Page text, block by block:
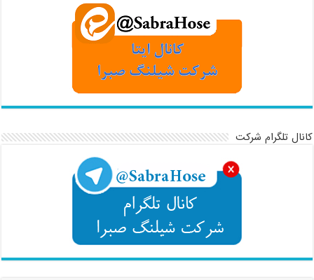
کانال تلگرام شرکت